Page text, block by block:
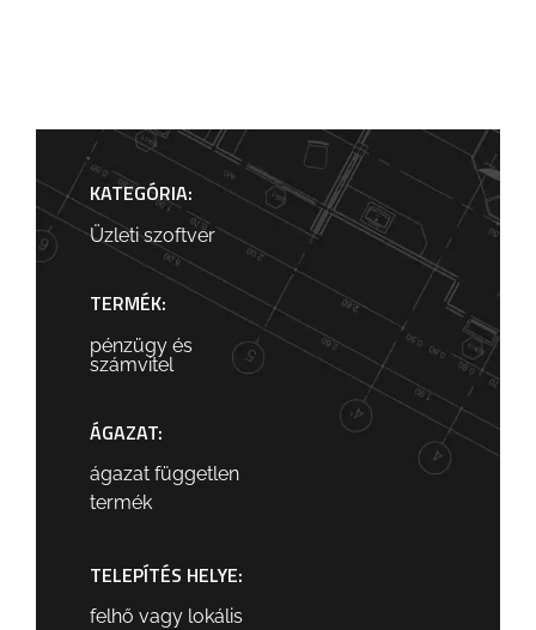
KATEGÓRIA:
Üzleti szoftver
TERMÉK:
pénzügy és
számvitel
ÁGAZAT:
ágazat független
termék
TELEPÍTÉS HELYE:
felhő vagy lokális